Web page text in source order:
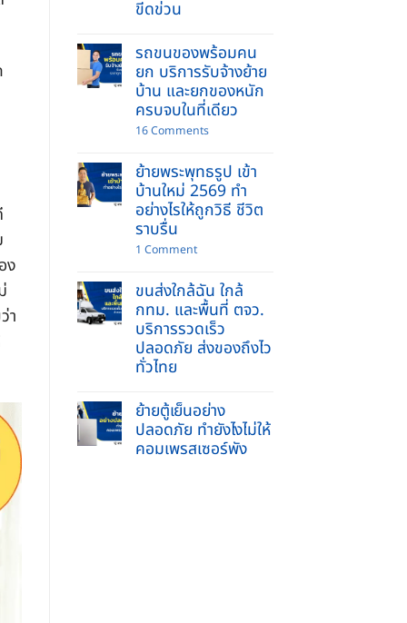
ง
า
ขีดข่วน
on
บริการ
ขน
ย้าย
โซฟา
ย้าย
เฟอร์นิเจอร์
ปลอดภัย
ไร้
รอย
ขีด
ข่วน
รถขนของพร้อมคน
ยก บริการรับจ้างย้าย
บ้าน และยกของหนัก
ครบจบในที่เดียว
16 Commentson
ของ
พร้อม
คนยก
บริการ
รับจ้าง
ของ
หนัก
ครบ
จบ
ใน
ที่
เดียว
ย้ายพระพุทธรูป เข้า
บ้านใหม่ 2569 ทำ
อย่างไรให้ถูกวิธี ชีวิต
ราบรื่น
1 Commenton
รูป
เข้า
บ้าน
ใหม่
2569
ทำ
ชีวิต
ราบ
รื่น
ขนส่งใกล้ฉัน ใกล้
กทม. และพื้นที่ ตจว.
บริการรวดเร็ว
ปลอดภัย ส่งของถึงไว
ทั่วไทย
Comments
on
ขนส่ง
ใกล้
ฉัน
ย้ายตู้เย็นอย่าง
ปลอดภัย ทำยังไงไม่ให้
คอมเพรสเซอร์พัง